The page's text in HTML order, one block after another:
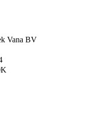
Vana BV